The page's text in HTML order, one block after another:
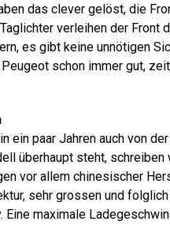
das clever gelöst, die
verleihen der Front
es gibt keine unnötigen
schon immer gut,
ein paar Jahren auch von
überhaupt steht, schreiben
vor allem chinesischer
sehr grossen und
Eine maximale